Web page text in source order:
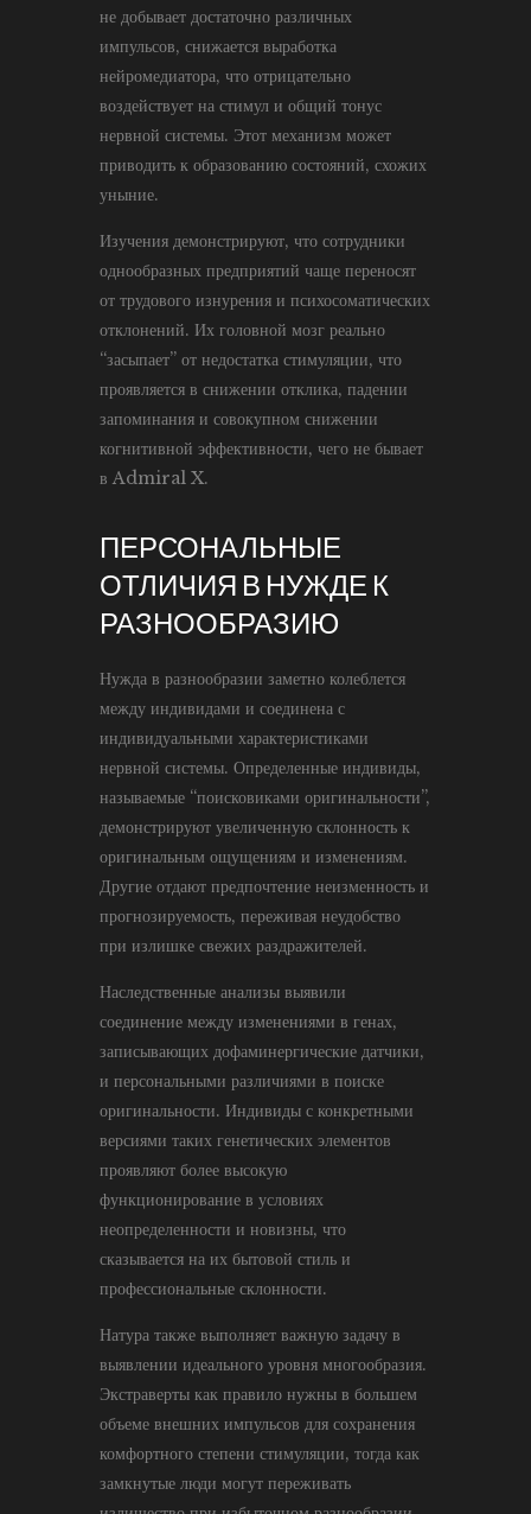
не добывает достаточно различных
импульсов, снижается выработка
нейромедиатора, что отрицательно
воздействует на стимул и общий тонус
нервной системы. Этот механизм может
приводить к образованию состояний, схожих
уныние.
Изучения демонстрируют, что сотрудники
однообразных предприятий чаще переносят
от трудового изнурения и психосоматических
отклонений. Их головной мозг реально
“засыпает” от недостатка стимуляции, что
проявляется в снижении отклика, падении
запоминания и совокупном снижении
когнитивной эффективности, чего не бывает
в Admiral X.
ПЕРСОНАЛЬНЫЕ
ОТЛИЧИЯ В НУЖДЕ К
РАЗНООБРАЗИЮ
Нужда в разнообразии заметно колеблется
между индивидами и соединена с
индивидуальными характеристиками
нервной системы. Определенные индивиды,
называемые “поисковиками оригинальности”,
демонстрируют увеличенную склонность к
оригинальным ощущениям и изменениям.
Другие отдают предпочтение неизменность и
прогнозируемость, переживая неудобство
при излишке свежих раздражителей.
Наследственные анализы выявили
соединение между изменениями в генах,
записывающих дофаминергические датчики,
и персональными различиями в поиске
оригинальности. Индивиды с конкретными
версиями таких генетических элементов
проявляют более высокую
функционирование в условиях
неопределенности и новизны, что
сказывается на их бытовой стиль и
профессиональные склонности.
Натура также выполняет важную задачу в
выявлении идеального уровня многообразия.
Экстраверты как правило нужны в большем
объеме внешних импульсов для сохранения
комфортного степени стимуляции, тогда как
замкнутые люди могут переживать